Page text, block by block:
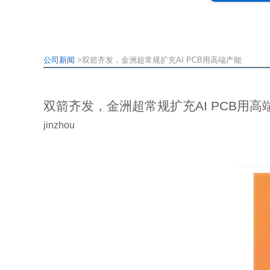
公司新闻 >双箭齐发，金洲超常规扩充AI PCB用高端产能
双箭齐发，金洲超常规扩充AI PCB用高
jinzhou